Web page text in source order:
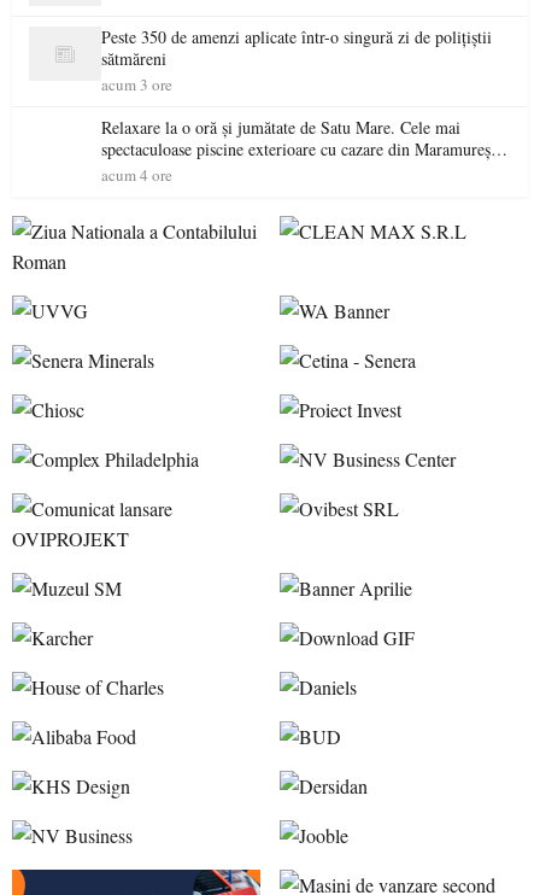
Peste 350 de amenzi aplicate într-o singură zi de polițiștii
sătmăreni
acum 3 ore
Relaxare la o oră și jumătate de Satu Mare. Cele mai
spectaculoase piscine exterioare cu cazare din Maramureș,
ideale pentru o escapadă de vară
acum 4 ore